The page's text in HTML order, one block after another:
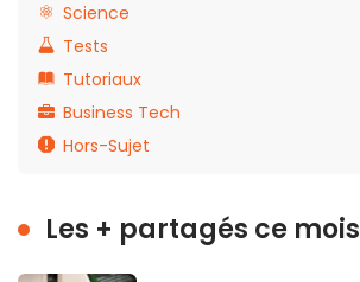
Science
Tests
Tutoriaux
Business Tech
Hors-Sujet
Les + partagés ce mois